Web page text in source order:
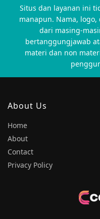
Situs dan layanan ini
manapun. Nama,
dari masing-
bertanggungjawab
materi dan non
About Us
Home
About
Contact
Privacy Policy